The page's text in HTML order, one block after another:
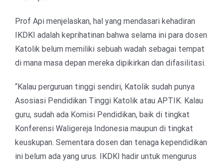
Prof Api menjelaskan, hal yang mendasari kehadiran
IKDKI adalah keprihatinan bahwa selama ini para dosen
Katolik belum memiliki sebuah wadah sebagai tempat
di mana masa depan mereka dipikirkan dan difasilitasi.
“Kalau perguruan tinggi sendiri, Katolik sudah punya
Asosiasi Pendidikan Tinggi Katolik atau APTIK. Kalau
guru, sudah ada Komisi Pendidikan, baik di tingkat
Konferensi Waligereja Indonesia maupun di tingkat
keuskupan. Sementara dosen dan tenaga kependidikan
ini belum ada yang urus. IKDKI hadir untuk mengurus